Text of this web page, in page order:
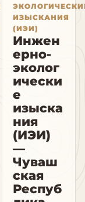
ИЗЫСКАНИЯ
(ИЭИ)
Инжен
ерно-
эколог
ически
е
изыска
ния
(ИЭИ)
—
Чуваш
ская
Респуб